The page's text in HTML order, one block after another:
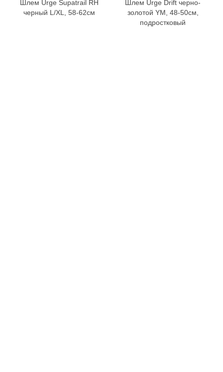
Шлем Urge Supatrail RH
черный L/XL, 58-62см
Шлем Urge Drift черно-
золотой YM, 48-50см,
подростковый